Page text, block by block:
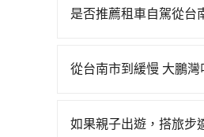
雖然一天最多時有74班
每人票價140元，再用
的難度是雙北大城市的
是否推薦租車自駕從台
天就要來回，那在台南
時40元路邊停車費用預
從台南市到緩慢 大鵬灣
到車，也可考慮打電話
如果親子出遊，搭旅步